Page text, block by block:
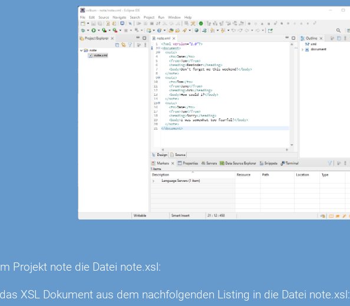
Projekt note die Datei note.xsl:
XSL Dokument aus dem nachfolgenden Listing in die Datei note.xsl: